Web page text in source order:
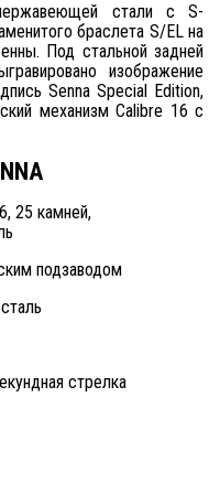
стали с S-
браслета S/EL на
Под стальной задней
изображение
Senna Special Edition,
механизм Calibre 16 с
25 камней,
подзаводом
стрелка